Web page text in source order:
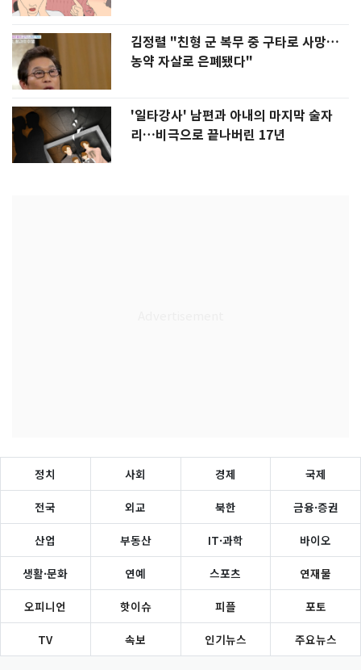
김정렬 "친형 군 복무 중 구타로 사망…
농약 자살로 은폐됐다"
'일타강사' 남편과 아내의 마지막 술자
리…비극으로 끝나버린 17년
정치 사회 경제 국제
전국 외교 북한 금융·증권
산업 부동산 IT·과학 바이오
생활·문화 연예 스포츠 연재물
오피니언 핫이슈 피플 포토
TV 속보 인기뉴스 주요뉴스